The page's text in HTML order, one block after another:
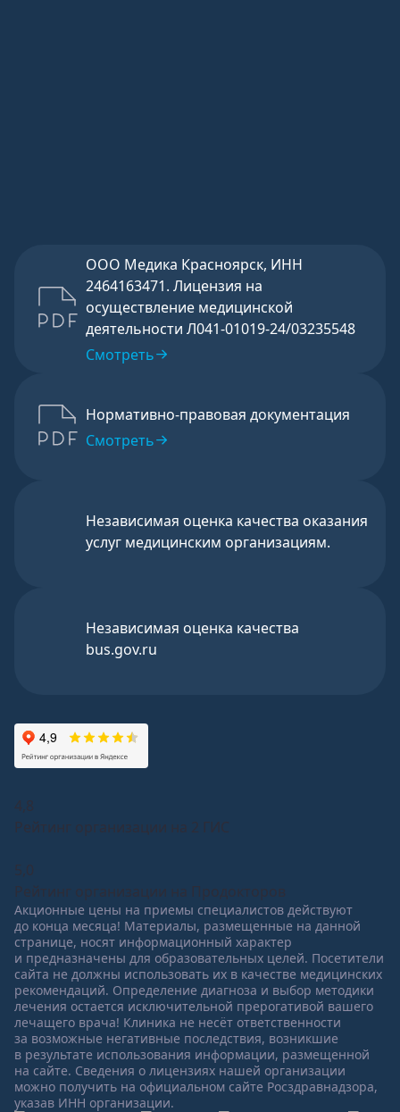
ООО Медика Красноярск, ИНН
2464163471. Лицензия на
осуществление медицинской
деятельности Л041-01019-24/03235548
Смотреть
Нормативно-правовая документация
Смотреть
Независимая оценка качества оказания
услуг медицинским организациям.
Независимая оценка качества
bus.gov.ru
4,8
Рейтинг организации на 2 ГИС
5,0
Рейтинг организации на Продокторов
Акционные цены на приемы специалистов действуют
до конца месяца! Материалы, размещенные на данной
странице, носят информационный характер
и предназначены для образовательных целей. Посетители
сайта не должны использовать их в качестве медицинских
рекомендаций. Определение диагноза и выбор методики
лечения остается исключительной прерогативой вашего
лечащего врача! Клиника не несёт ответственности
за возможные негативные последствия, возникшие
в результате использования информации, размещенной
на сайте. Сведения о лицензиях нашей организации
можно получить на официальном сайте Росздравнадзора,
указав ИНН организации.